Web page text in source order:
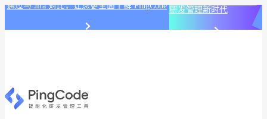
通过与 Jira 对比，让您更全面了解 PingCode 研发管理新时代